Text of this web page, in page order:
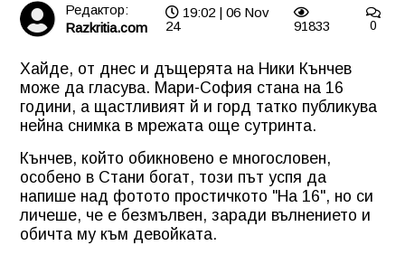
Редактор:
Razkritia.com
19:02 | 06 Nov
24
91833 0
Хайде, от днес и дъщерята на Ники Кънчев
може да гласува. Мари-София стана на 16
години, а щастливият й и горд татко публикува
нейна снимка в мрежата още сутринта.
Кънчев, който обикновено е многословен,
особено в Стани богат, този път успя да
напише над фотото простичкото "На 16", но си
личеше, че е безмълвен, заради вълнението и
обичта му към девойката.